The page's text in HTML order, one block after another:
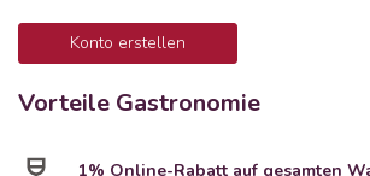
Konto erstellen
Vorteile Gastronomie
1% Online-Rabatt auf gesamten